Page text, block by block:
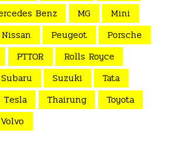
Benz MG
Mini
Nissan Peugeot
Porsche
PTTOR
Rolls Royce
Subaru Suzuki
Tata
Tesla Thairung
Toyota
Volvo